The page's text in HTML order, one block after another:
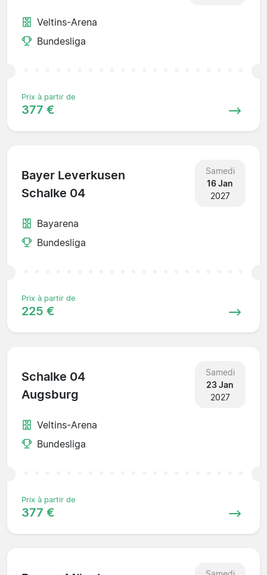
Veltins-Arena
Bundesliga
Prix à partir de
377 €
Bayer Leverkusen
Schalke 04
Samedi
16 Jan
2027
Bayarena
Bundesliga
Prix à partir de
225 €
Schalke 04
Augsburg
Samedi
23 Jan
2027
Veltins-Arena
Bundesliga
Prix à partir de
377 €